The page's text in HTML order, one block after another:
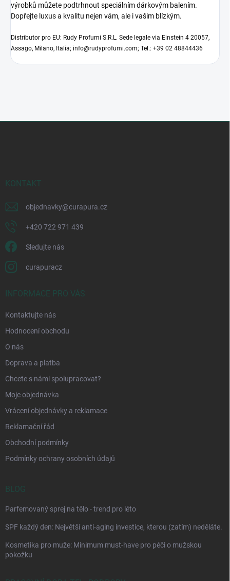
výrobků můžete podtrhnout speciálním dárkovým balením.
Dopřejte luxus a kvalitu nejen vám, ale i vašim blízkým.
Distributor pro EU: Rudy Profumi S.R.L. Sede legale via Einstein 4 20057,
Assago, Milano, Italia; info@rudyprofumi.com; Tel.: +39 02 48844436
KONTAKT
objednavky@curapura.cz
+420 722 971 439
Sledujte nás
curapuracz
INFORMACE PRO VÁS
Kontaktujte nás
Hodnocení obchodu
O nás
Doprava a platba
Chcete s námi spolupracovat?
Moje objednávka
Vrácení objednávky a reklamace
Reklamační řád
Obchodní podmínky
Podmínky ochrany osobních údajů
BLOG
Parfemovaný sprej na tělo - trend pro léto
SPF každý den: Největší anti-aging investice, kterou (zatím) neděláte.
Kosmetika pro muže: Minimum must-have pro péči o mužskou
pokožku